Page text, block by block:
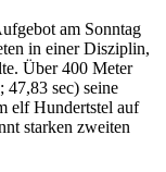
am Sonntag
in einer Disziplin,
Über 400 Meter
sec) seine
elf Hundertstel auf
starken zweiten